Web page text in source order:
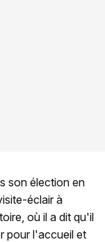
son élection en
éclair à
où il a dit qu'il
pour l'accueil et